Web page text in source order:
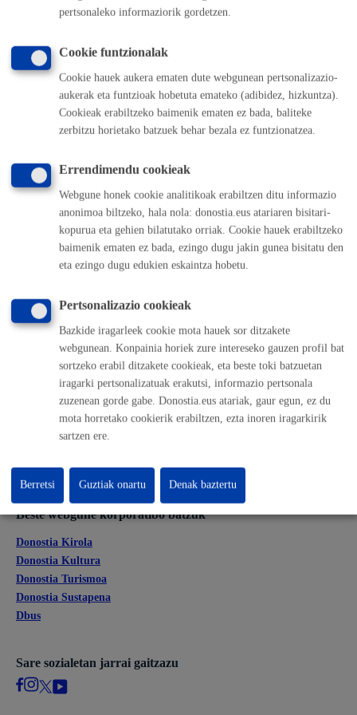
ONLINE
TELEFONOZ
MAKINAZ
Komunika zaitez Donostiako Udalarekin
(doan Donostiatik)
(+34) 943 481 000
Webeko akatsen berri eman
Esteka erabilgarriak
Kontratatzailaren profila
Egoitza elektronikoa
Mapak - GeoDonostia
Web-mapa
Beste webgune korporatibo batzuk
Donostia Kirola
Donostia Kultura
Donostia Turismoa
Donostia Sustapena
Dbus
Sare sozialetan jarrai gaitzazu
pertsonaleko informaziorik gordetzen.
Cookie funtzionalak
Cookie hauek aukera ematen dute webgunean pertsonalizazio-
aukerak eta funtzioak hobetuta emateko (adibidez, hizkuntza).
Cookieak erabiltzeko baimenik ematen ez bada, baliteke
zerbitzu horietako batzuek behar bezala ez funtzionatzea.
Errendimendu cookieak
Webgune honek cookie analitikoak erabiltzen ditu informazio
anonimoa biltzeko, hala nola: donostia.eus atariaren bisitari-
kopurua eta gehien bilatutako orriak. Cookie hauek erabiltzeko
baimenik ematen ez bada, ezingo dugu jakin gunea bisitatu den
eta ezingo dugu edukien eskaintza hobetu.
Pertsonalizazio cookieak
Bazkide iragarleek cookie mota hauek sor ditzakete
webgunean. Konpainia horiek zure intereseko gauzen profil bat
sortzeko erabil ditzakete cookieak, eta beste toki batzuetan
iragarki pertsonalizatuak erakutsi, informazio pertsonala
zuzenean gorde gabe. Donostia.eus atariak, gaur egun, ez du
mota horretako cookierik erabiltzen, ezta inoren iragarkirik
sartzen ere.
Denak baztertu
Berretsi Guztiak onartu